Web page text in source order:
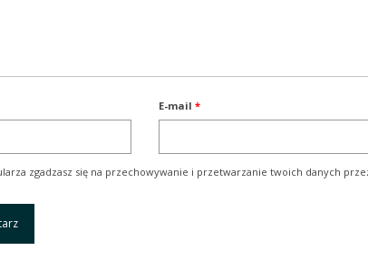
E-mail *
zgadzasz się na przechowywanie i przetwarzanie twoich danych